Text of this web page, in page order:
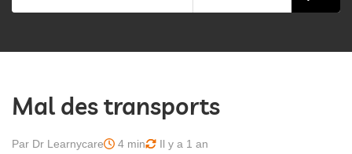
Mal des transports
Par Dr Learnycare 4 min Il y a 1 an